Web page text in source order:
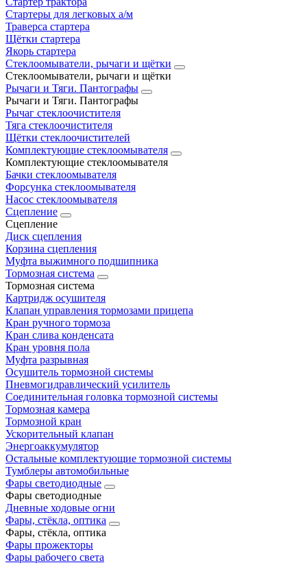
Стартеры для легковых а/м
Траверса стартера
Щётки стартера
Якорь стартера
Стеклоомыватели, рычаги и щётки
Стеклоомыватели, рычаги и щётки
Рычаги и Тяги. Пантографы
Рычаги и Тяги. Пантографы
Рычаг стеклоочистителя
Тяга стеклоочистителя
Щётки стеклоочистителей
Комплектующие стеклоомывателя
Комплектующие стеклоомывателя
Бачки стеклоомывателя
Форсунка стеклоомывателя
Насос стеклоомывателя
Сцепление
Сцепление
Диск сцепления
Корзина сцепления
Муфта выжимного подшипника
Тормозная система
Тормозная система
Картридж осушителя
Клапан управления тормозами прицепа
Кран ручного тормоза
Кран слива конденсата
Кран уровня пола
Муфта разрывная
Осушитель тормозной системы
Пневмогидравлический усилитель
Соединительная головка тормозной системы
Тормозная камера
Тормозной кран
Ускорительный клапан
Энергоаккумулятор
Остальные комплектующие тормозной системы
Тумблеры автомобильные
Фары светодиодные
Фары светодиодные
Дневные ходовые огни
Фары, стёкла, оптика
Фары, стёкла, оптика
Фары прожекторы
Фары рабочего света